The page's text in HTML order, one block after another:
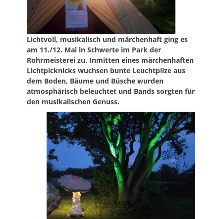
Lichtvoll, musikalisch und märchenhaft ging es
am 11./12. Mai in Schwerte im Park der
Rohrmeisterei zu. Inmitten eines märchenhaften
Lichtpicknicks wuchsen bunte Leuchtpilze aus
dem Boden, Bäume und Büsche wurden
atmosphärisch beleuchtet und Bands sorgten für
den musikalischen Genuss.